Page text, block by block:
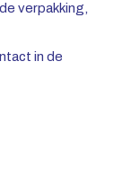
verpakking,
in de